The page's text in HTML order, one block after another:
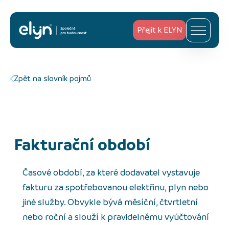
Přejít k ELYN
Zpět na slovník pojmů
Fakturační období
Časové období, za které dodavatel vystavuje
fakturu za spotřebovanou elektřinu, plyn nebo
jiné služby. Obvykle bývá měsíční, čtvrtletní
nebo roční a slouží k pravidelnému vyúčtování